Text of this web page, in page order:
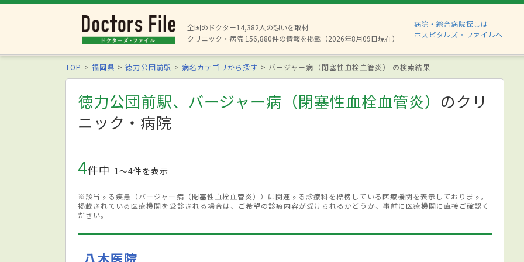
全国のドクター14,382人の想いを取材
クリニック・病院 156,880件の情報を掲載（2026年8月09日現在）
病院・総合病院探しは
ホスピタルズ・ファイルへ
TOP 福岡県 徳力公団前駅 病名カテゴリから探す バージャー病（閉塞性血栓血管炎） の検索結果
徳力公団前駅、バージャー病（閉塞性血栓血管炎） のクリ
ニック・病院
4件中 1〜4件を表示
※該当する疾患（バージャー病（閉塞性血栓血管炎））に関連する診療科を標榜している医療機関を表示しております。
掲載されている医療機関を受診される場合は、ご希望の診療内容が受けられるかどうか、事前に医療機関に直接ご確認く
ださい。
八木医院